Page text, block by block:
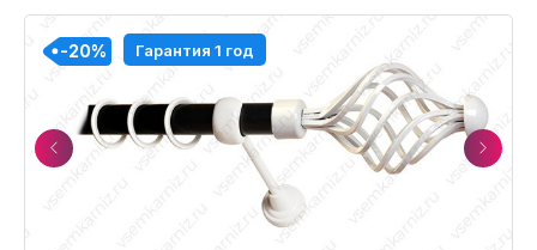
Previous
-20% Гарантия 1 год
-20%
-20%
-20%
Next